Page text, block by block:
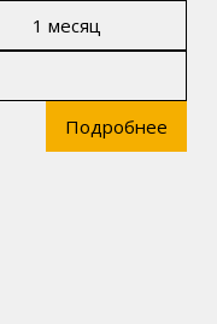
1 месяц
Подробнее